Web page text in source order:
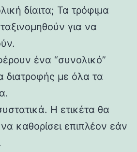
δίαιτα; Τα τρόφιμα
για να
ένα “συνολικό”
διατροφής με όλα τα
Η ετικέτα θα
καθορίσει επιπλέον εάν